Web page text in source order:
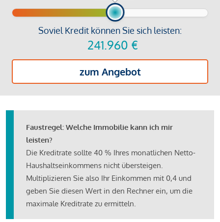
Soviel Kredit können Sie sich leisten:
241.960 €
zum Angebot
Faustregel: Welche Immobilie kann ich mir
leisten?
Die Kreditrate sollte 40 % Ihres monatlichen Netto-
Haushaltseinkommens nicht übersteigen.
Multiplizieren Sie also Ihr Einkommen mit 0,4 und
geben Sie diesen Wert in den Rechner ein, um die
maximale Kreditrate zu ermitteln.